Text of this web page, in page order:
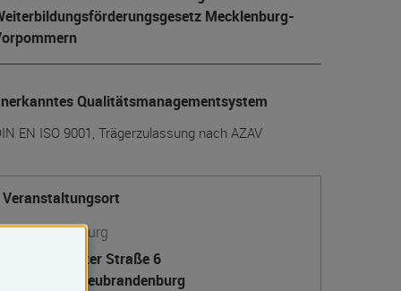
Mecklenburg-
Qualitätsmanagementsystem
EN ISO 9001, Trägerzulassung nach AZAV
Veranstaltungsort
Neubrandenburg
Woldegker Straße 6
17033 Neubrandenburg